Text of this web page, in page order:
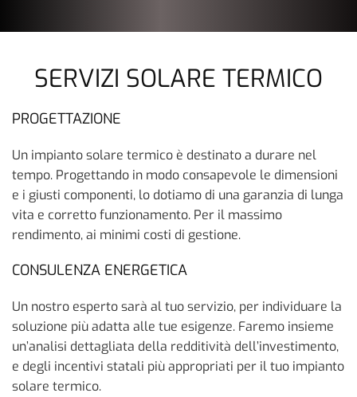
SERVIZI SOLARE TERMICO
PROGETTAZIONE
Un impianto solare termico è destinato a durare nel
tempo. Progettando in modo consapevole le dimensioni
e i giusti componenti, lo dotiamo di una garanzia di lunga
vita e corretto funzionamento. Per il massimo
rendimento, ai minimi costi di gestione.
CONSULENZA ENERGETICA
Un nostro esperto sarà al tuo servizio, per individuare la
soluzione più adatta alle tue esigenze. Faremo insieme
un’analisi dettagliata della redditività dell’investimento,
e degli incentivi statali più appropriati per il tuo impianto
solare termico.